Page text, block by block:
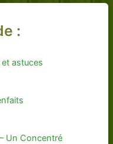
:
astuces
Un Concentré